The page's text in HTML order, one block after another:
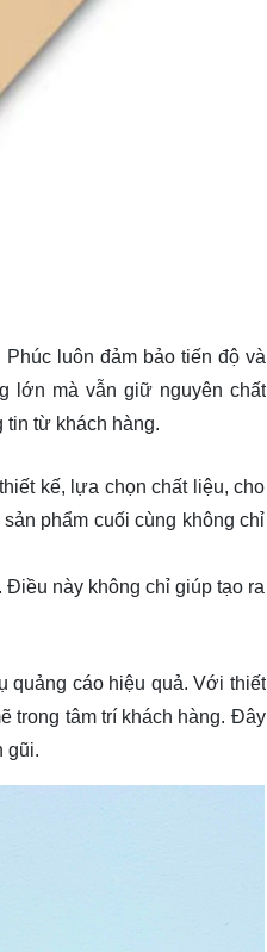
luôn đảm bảo tiến độ và
lớn mà vẫn giữ nguyên chất
tin từ khách hàng.
kế, lựa chọn chất liệu, cho
phẩm cuối cùng không chỉ
này không chỉ giúp tạo ra
quảng cáo hiệu quả. Với thiết
trong tâm trí khách hàng. Đây
gũi.